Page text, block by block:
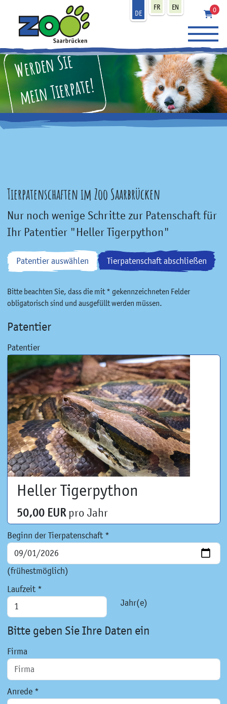
DE
FR EN 0
Werden Sie
mein Tierpate!
Tierpatenschaften im Zoo Saarbrücken
Nur noch wenige Schritte zur Patenschaft für
Ihr Patentier "Heller Tigerpython"
Patentier auswählen Tierpatenschaft abschließen
Bitte beachten Sie, dass die mit * gekennzeichneten Felder
obligatorisch sind und ausgefüllt werden müssen.
Patentier
Patentier
Heller Tigerpython
50,00 EUR pro Jahr
Beginn der Tierpatenschaft *
(frühestmöglich)
Laufzeit *
Jahr(e)
Bitte geben Sie Ihre Daten ein
Firma
Anrede *